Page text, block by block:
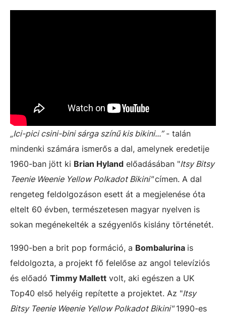
„Ici-pici csini-bini sárga színű kis bikini...”- talán
mindenki számára ismerős a dal, amelynek eredetije
1960-ban jött ki Brian Hyland előadásában "Itsy Bitsy
Teenie Weenie Yellow Polkadot Bikini"címen. A dal
rengeteg feldolgozáson esett át a megjelenése óta
eltelt 60 évben, természetesen magyar nyelven is
sokan megénekelték a szégyenlős kislány történetét.
1990-ben a brit pop formáció, a Bombalurina is
feldolgozta, a projekt fő felelőse az angol televíziós
és előadó Timmy Mallett volt, aki egészen a UK
Top40 első helyéig repítette a projektet. Az "Itsy
Bitsy Teenie Weenie Yellow Polkadot Bikini"1990-es